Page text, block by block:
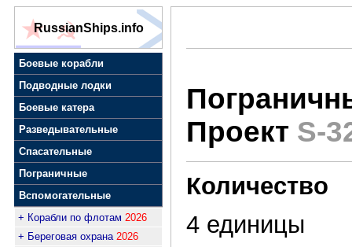
RussianShips.info
Боевые корабли
Подводные лодки
Боевые катера
Разведывательные
Спасательные
Пограничные
Вспомогательные
+ Корабли по флотам 2026
+ Береговая охрана 2026
Проект S-
Количество
4 единицы